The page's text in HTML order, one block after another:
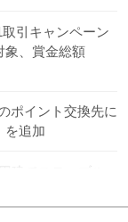
引キャンペーン
象、賞金総額
ポイント交換先に
を追加
建てステーブル